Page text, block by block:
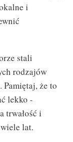
i
stali
rodzajów
Pamiętaj, że to
lekko -
trwałość i
lat.